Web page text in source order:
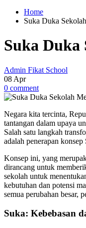
Home
Suka Duka
Suka Duka
Admin Fikat School
08 Apr
0 comment
Negara kita tercinta,
tantangan dalam upaya
Salah satu langkah
adalah penerapan
Konsep ini, yang
dirancang untuk
sekolah untuk
kebutuhan dan potensi
semua perubahan besar,
Suka: Kebebasan